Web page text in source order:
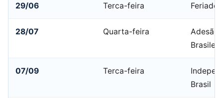
29/06 Terca-feira Feriado
28/07 Quarta-feira
Adesão
07/09 Terca-feira
Brasil